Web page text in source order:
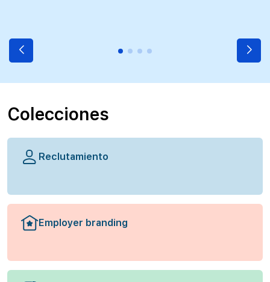
Colecciones
Reclutamiento
Employer branding